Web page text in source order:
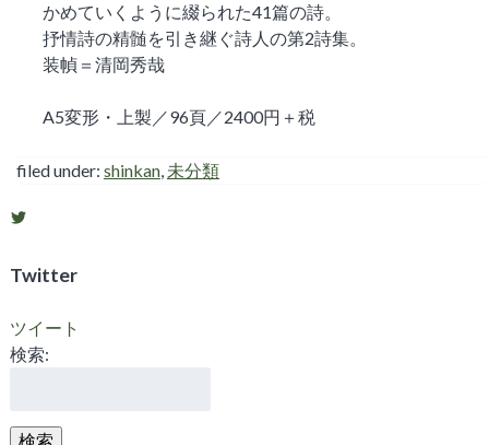
かめていくように綴られた41篇の詩。
抒情詩の精髄を引き継ぐ詩人の第2詩集。
装幀＝清岡秀哉
A5変形・上製／96頁／2400円＋税
filed under: shinkan, 未分類
の
プ
フ
ィ
ー
で
Twitter
ツイート
検索:
検索